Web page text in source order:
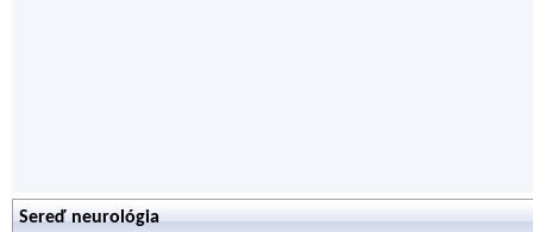
Sereď neurológia